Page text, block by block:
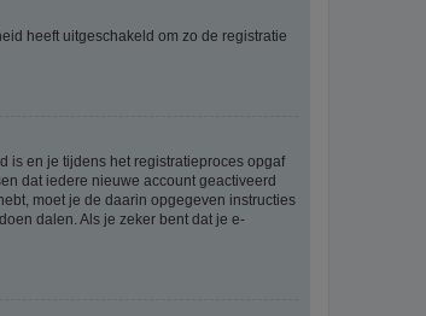
heeft uitgeschakeld om zo de registratie
is en je tijdens het registratieproces opgaf
dat iedere nieuwe account geactiveerd
moet je de daarin opgegeven instructies
dalen. Als je zeker bent dat je e-